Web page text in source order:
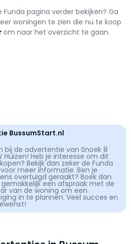
pagina verder bekijken? Ga
woningen te zien die nu te koop
om naar het overzicht te gaan.
BussumStart.nl
bij de advertentie van Snoek 8
Huizen! Heb je interesse om dit
Bekijk dan zeker de Funda
meer informatie. Ben je
overtuigd geraakt? Boek dan
gemakkelijk een afspraak met de
van de woning om een
in te plannen. Veel succes en